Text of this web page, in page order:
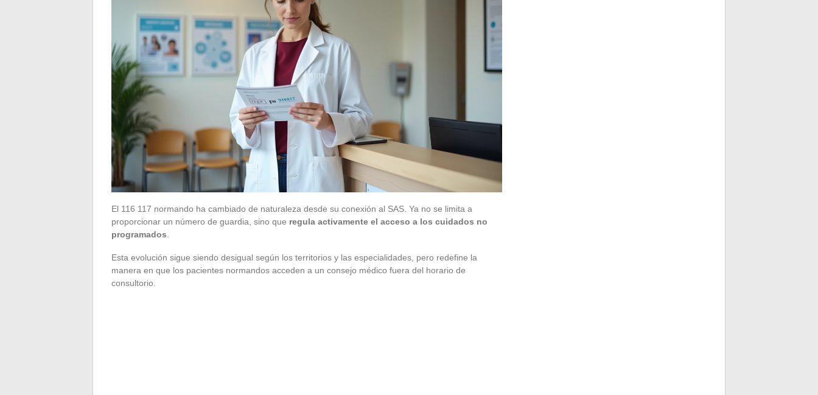
El 116 117 normando ha cambiado de naturaleza desde su conexión al SAS. Ya no se limita a
proporcionar un número de guardia, sino que regula activamente el acceso a los cuidados no
programados
Esta evolución sigue siendo desigual según los territorios y las especialidades, pero redefine la
manera en que los pacientes normandos acceden a un consejo médico fuera del horario de
consultorio.